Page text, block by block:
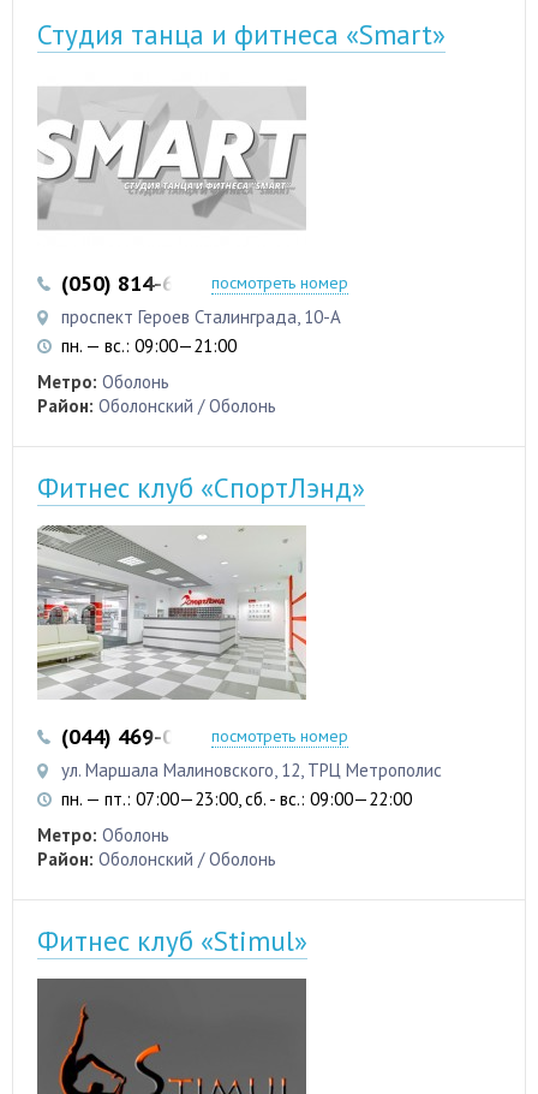
Студия танца и фитнеса «Smart»
(050) 814-68-71 (073) 408-93-58
посмотреть номер
проспект Героев Сталинграда, 10-А
пн. — вс.: 09:00—21:00
Метро: Оболонь
Район: Оболонский / Оболонь
Фитнес клуб «СпортЛэнд»
(044) 469-06-07 (050) 469-06-07
посмотреть номер
ул. Маршала Малиновского, 12, ТРЦ Метрополис
пн. — пт.: 07:00—23:00, сб. - вс.: 09:00—22:00
Метро: Оболонь
Район: Оболонский / Оболонь
Фитнес клуб «Stimul»